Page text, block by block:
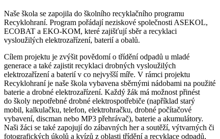
Naše škola se zapojila do školního recyklačního programu
Recyklohraní. Program pořádají neziskové společnosti ASEKOL,
ECOBAT a EKO-KOM, které zajišťují sběr a recyklaci
vysloužilých elektrozařízení, baterií a obalů.
Cílem projektu je zvýšit povědomí o třídění odpadů u mladé
generace a také zajistit recyklaci drobných vysloužilých
elektrozařízení a baterií v co nejvyšší míře. V rámci projektu
Recyklohraní je naše škola vybavena sběrnými nádobami na použité
baterie a drobné elektrozařízení. Každý žák má možnost přinést
do školy nepotřebné drobné elektrospotřebiče (například starý
mobil, kalkulačku, telefon, elektrohračku, drobné počítačové
vybavení, discman nebo MP3 přehrávač), baterie a akumulátory.
Naši žáci se také zapojují do zábavných her a soutěží, výtvarných či
fotografických úkolů a kvízů z oblasti třídění a recyklace odpadů,